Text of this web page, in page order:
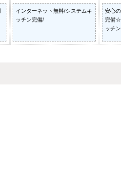
インターネット無料/システムキ
ッチン完備/
安心
完備
ッチ